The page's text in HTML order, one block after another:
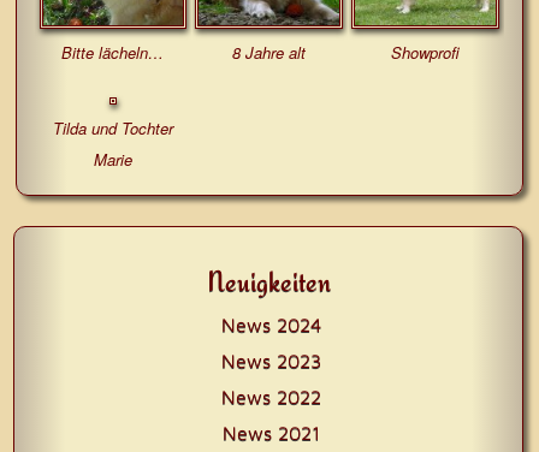
Bitte lächeln… 8 Jahre alt Showprofi
Tilda und Tochter
Marie
Neuigkeiten
News 2024
News 2023
News 2022
News 2021